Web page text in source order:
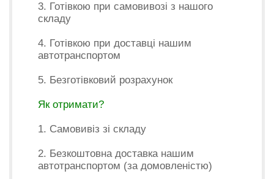
3. Готівкою при самовивозі з нашого
складу
4. Готівкою при доставці нашим
автотранспортом
5. Безготівковий розрахунок
Як отримати?
1. Самовивіз зі складу
2. Безкоштовна доставка нашим
автотранспортом (за домовленістю)